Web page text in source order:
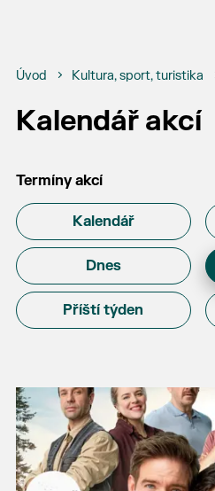
Úvod Kultura, sport, turistika
Kalendář akcí
Termíny akcí
Kalendář
Dnes
Příští týden